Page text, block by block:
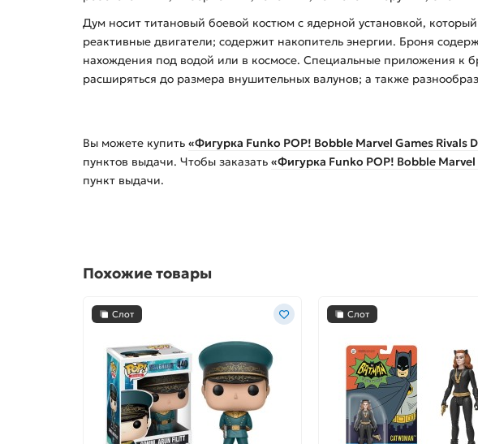
Дум носит титановый боевой костюм с ядерной установкой,
реактивные двигатели; содержит накопитель энергии. Броня
нахождения под водой или в космосе. Специальные приложения к
расширяться до размера внушительных валунов; а также
Вы можете купить «Фигурка Funko POP! Bobble Marvel Games Rivals
пунктов выдачи. Чтобы заказать «Фигурка Funko POP! Bobble
пункт выдачи.
Похожие товары
Слот Слот